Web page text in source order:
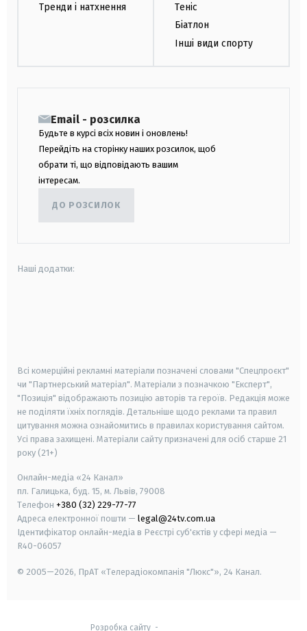
Тренди і натхнення
Теніс
Біатлон
Інші види спорту
Email - розсилка
Будьте в курсі всіх новин і оновлень!
Перейдіть на сторінку наших розсилок, щоб
обрати ті, що відповідають вашим
інтересам.
ДО РОЗСИЛОК
Наші додатки:
Всі комерційні рекламні матеріали позначені словами "Спецпроєкт"
чи "Партнерський матеріал". Матеріали з позначкою "Експерт",
"Позиція" відображають позицію авторів та героїв. Редакція може
не поділяти їхніх поглядів. Детальніше щодо реклами та правил
цитування можна ознайомитись в правилах користування сайтом.
Усі права захищені. Матеріали сайту призначені для осіб старше 21
року (21+)
Онлайн-медіа «24 Канал»
пл. Галицька, буд. 15, м. Львів, 79008
Телефон +380 (32) 229-77-77
Адреса електронної пошти — legal@24tv.com.ua
Ідентифікатор онлайн-медіа в Реєстрі суб'єктів у сфері медіа —
R40-06057
© 2005—2026, ПрАТ «Телерадіокомпанія "Люкс"», 24 Канал.
Розробка сайту-